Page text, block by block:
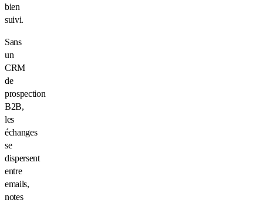
bien
suivi.
Sans
un
CRM
de
prospection
B2B,
les
échanges
se
dispersent
entre
emails,
notes